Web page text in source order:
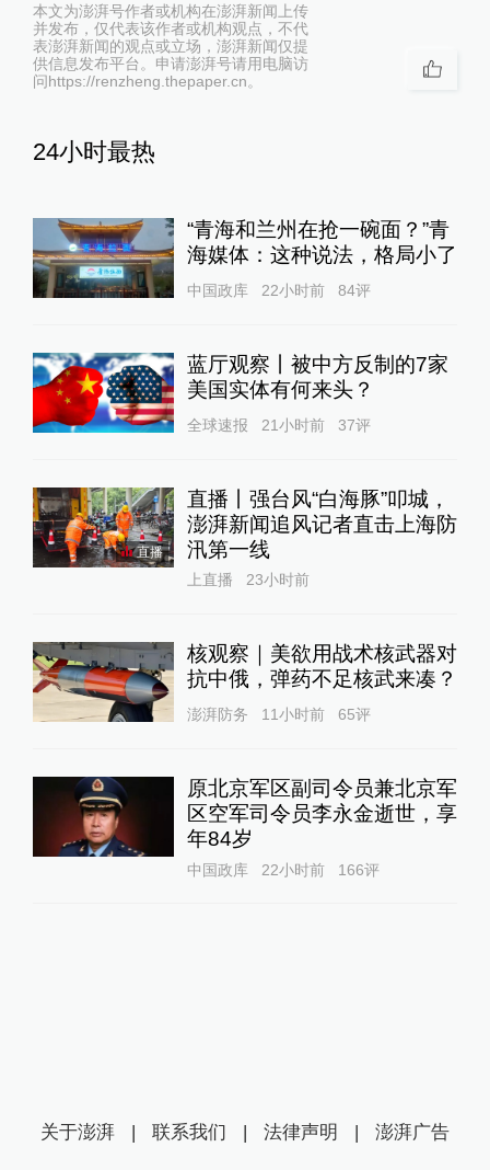
本文为澎湃号作者或机构在澎湃新闻上传
并发布，仅代表该作者或机构观点，不代
表澎湃新闻的观点或立场，澎湃新闻仅提
供信息发布平台。申请澎湃号请用电脑访
问https://renzheng.thepaper.cn。
24小时最热
“青海和兰州在抢一碗面？”青
海媒体：这种说法，格局小了
中国政库 22小时前 84评
蓝厅观察丨被中方反制的7家
美国实体有何来头？
全球速报 21小时前 37评
直播
直播丨强台风“白海豚”叩城，
澎湃新闻追风记者直击上海防
汛第一线
上直播 23小时前
核观察｜美欲用战术核武器对
抗中俄，弹药不足核武来凑？
澎湃防务 11小时前 65评
原北京军区副司令员兼北京军
区空军司令员李永金逝世，享
年84岁
中国政库 22小时前 166评
关于澎湃 | 联系我们 | 法律声明 | 澎湃广告